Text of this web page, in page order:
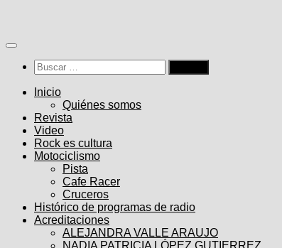
contenido
Buscar:
Inicio
Quiénes somos
Revista
Video
Rock es cultura
Motociclismo
Pista
Cafe Racer
Cruceros
Histórico de programas de radio
Acreditaciones
ALEJANDRA VALLE ARAUJO
NADIA PATRICIA LÓPEZ GUTIERREZ